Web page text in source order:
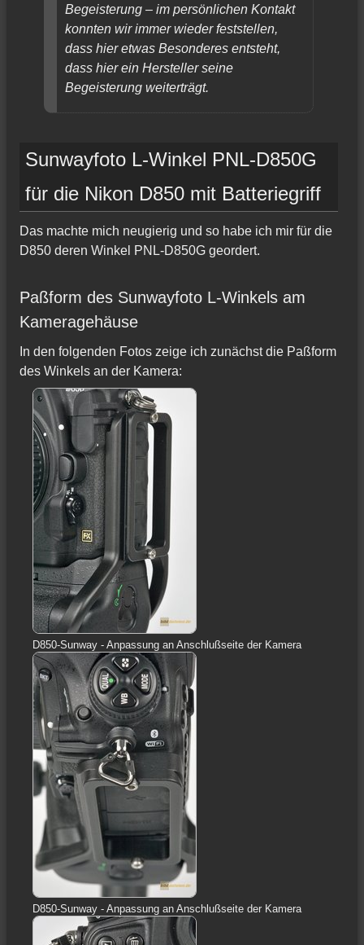
Begeisterung – im persönlichen Kontakt
konnten wir immer wieder feststellen,
dass hier etwas Besonderes entsteht,
dass hier ein Hersteller seine
Begeisterung weiterträgt.
Sunwayfoto L-Winkel PNL-D850G
für die Nikon D850 mit Batteriegriff
Das machte mich neugierig und so habe ich mir für die
D850 deren Winkel PNL-D850G geordert.
Paßform des Sunwayfoto L-Winkels am
Kameragehäuse
In den folgenden Fotos zeige ich zunächst die Paßform
des Winkels an der Kamera:
D850-Sunway - Anpassung an Anschlußseite der Kamera
D850-Sunway - Anpassung an Anschlußseite der Kamera